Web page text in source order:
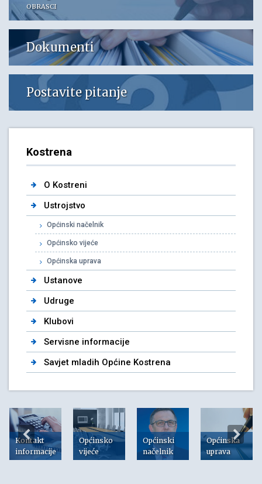
OBRASCI
Dokumenti
Postavite pitanje
Kostrena
O Kostreni
Ustrojstvo
Općinski načelnik
Općinsko vijeće
Općinska uprava
Ustanove
Udruge
Klubovi
Servisne informacije
Savjet mladih Općine Kostrena
Kontakt
informacije
Općinsko
vijeće
Općinski
načelnik
Općinska
uprava